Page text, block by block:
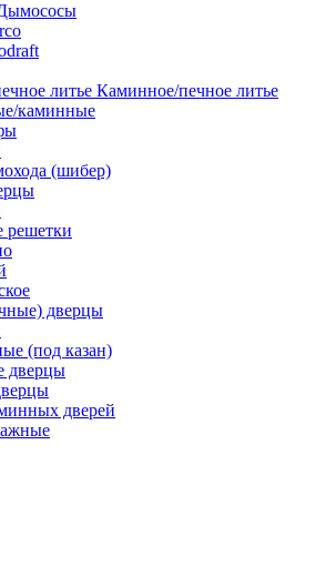
Каминное/печное литье
каминные
(шибер)
решетки
дверцы
(под казан)
дверцы
дверей